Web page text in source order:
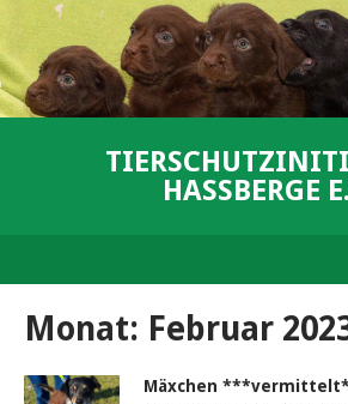
HASSBERGE
Monat: Februar
Mäxchen